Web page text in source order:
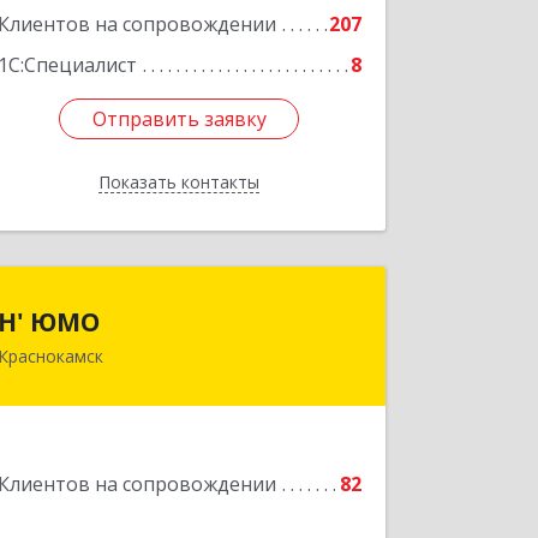
Клиентов на сопровождении
207
1С:Специалист
8
Отправить заявку
Показать контакты
Отправить заявку
Назад
Н' ЮМО
Краснокамск
Клиентов на сопровождении 82
Подробнее